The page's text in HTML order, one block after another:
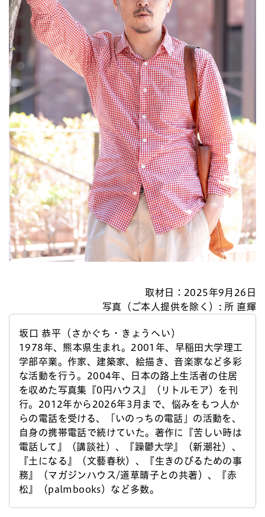
取材日：2025年9月26日
写真（ご本人提供を除く）: 所 直輝
坂口 恭平（さかぐち・きょうへい）
1978年、熊本県生まれ。2001年、早稲田大学理工
学部卒業。作家、建築家、絵描き、音楽家など多彩
な活動を行う。2004年、日本の路上生活者の住居
を収めた写真集『0円ハウス』（リトルモア）を刊
行。2012年から2026年3月まで、悩みをもつ人か
らの電話を受ける、「いのっちの電話」の活動を、
自身の携帯電話で続けていた。著作に『苦しい時は
電話して』（講談社）、『躁鬱大学』（新潮社）、
『土になる』（文藝春秋）、『生きのびるための事
務』（マガジンハウス/道草晴子との共著）、『赤
松』（palmbooks）など多数。